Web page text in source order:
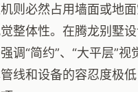
则必然占用墙面或地
整体性。在腾龙别墅
调“简约”、“大平层”视
线和设备的容忍度极